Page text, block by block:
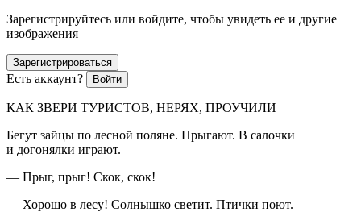
Зарегистрируйтесь или войдите, чтобы увидеть ее и другие
изображения
Зарегистрироваться
Есть аккаунт? Войти
КАК ЗВЕРИ ТУРИСТОВ, НЕРЯХ, ПРОУЧИЛИ
Бегут зайцы по лесной поляне. Прыгают. В салочки
и догонялки играют.
— Прыг, прыг! Скок, скок!
— Хорошо в лесу! Солнышко светит. Птички поют.